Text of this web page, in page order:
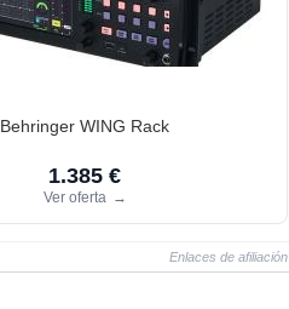
Behringer WING Rack
1.385 €
Ver oferta →
Enlaces de afiliación